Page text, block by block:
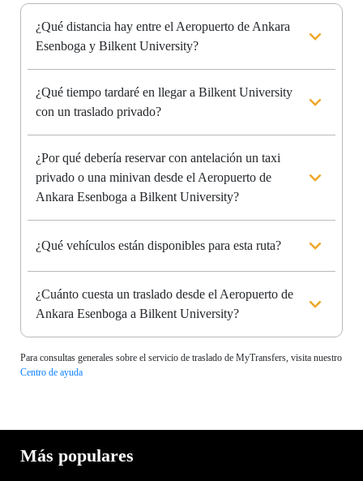
¿Qué distancia hay entre el Aeropuerto de Ankara
Esenboga y Bilkent University?
¿Qué tiempo tardaré en llegar a Bilkent University
con un traslado privado?
¿Por qué debería reservar con antelación un taxi
privado o una minivan desde el Aeropuerto de
Ankara Esenboga a Bilkent University?
¿Qué vehículos están disponibles para esta ruta?
¿Cuánto cuesta un traslado desde el Aeropuerto de
Ankara Esenboga a Bilkent University?
Para consultas generales sobre el servicio de traslado de MyTransfers, visita nuestro
Centro de ayuda
Más populares